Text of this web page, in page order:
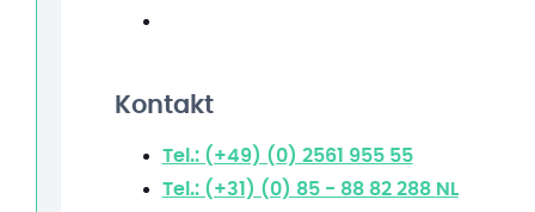
Kontakt
Tel.: (+49) (0) 2561 955 55
Tel.: (+31) (0) 85 - 88 82 288 NL